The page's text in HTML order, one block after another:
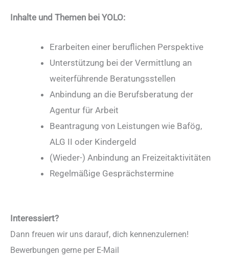
Inhalte und Themen bei YOLO:
Erarbeiten einer beruflichen Perspektive
Unterstützung bei der Vermittlung an
weiterführende Beratungsstellen
Anbindung an die Berufsberatung der
Agentur für Arbeit
Beantragung von Leistungen wie Bafög,
ALG II oder Kindergeld
(Wieder-) Anbindung an Freizeitaktivitäten
Regelmäßige Gesprächstermine
Interessiert?
Dann freuen wir uns darauf, dich kennenzulernen!
Bewerbungen gerne per E-Mail